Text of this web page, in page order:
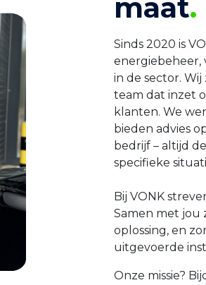
maat.
Sinds 2020 is
energiebeheer,
in de sector. Wij
team dat inzet
klanten. We
bieden advies
bedrijf – altijd
specifieke
Bij VONK
Samen met jou
oplossing, en
uitgevoerde
Onze missie?